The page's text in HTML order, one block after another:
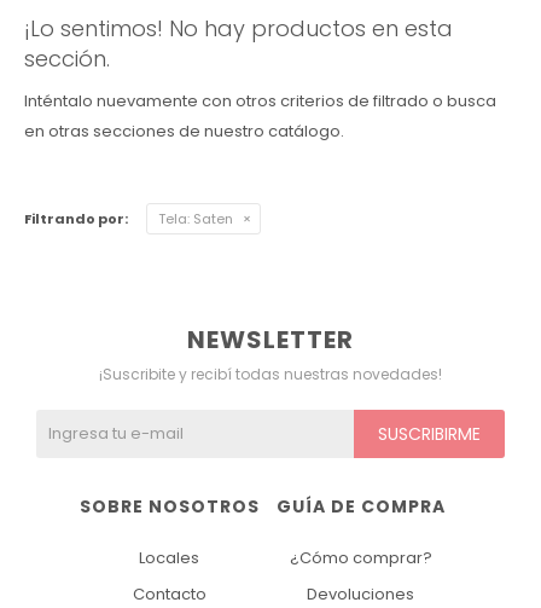
¡Lo sentimos! No hay productos en esta
sección.
Inténtalo nuevamente con otros criterios de filtrado o busca
en otras secciones de nuestro catálogo.
Filtrando por: Tela: Saten
GUÍA DE COMPRA
¿Cómo comprar?
Devoluciones
SOBRE NOSOTROS
Locales
Contacto
NEWSLETTER
¡Suscribite y recibí todas nuestras novedades!
SUSCRIBIRME
Ver todo
Maternal
Culotteless
Multiforma
Sin Bretel
Remeras
Camisas
Tops Deportivos
Otros
Belleza
Paraguas
Violeta
Verde
Gris